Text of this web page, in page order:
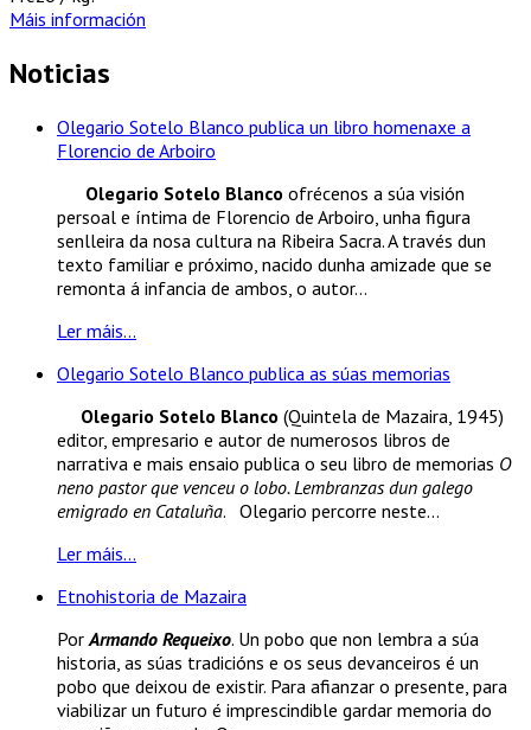
Máis información
Noticias
Olegario Sotelo Blanco publica un libro homenaxe a
Florencio de Arboiro
Olegario Sotelo Blanco ofrécenos a súa visión
persoal e íntima de Florencio de Arboiro, unha figura
senlleira da nosa cultura na Ribeira Sacra. A través dun
texto familiar e próximo, nacido dunha amizade que se
remonta á infancia de ambos, o autor...
Ler máis...
Olegario Sotelo Blanco publica as súas memorias
Olegario Sotelo Blanco (Quintela de Mazaira, 1945)
editor, empresario e autor de numerosos libros de
narrativa e mais ensaio publica o seu libro de memorias O
neno pastor que venceu o lobo. Lembranzas dun galego
emigrado en Cataluña. Olegario percorre neste...
Ler máis...
Etnohistoria de Mazaira
Por Armando Requeixo. Un pobo que non lembra a súa
historia, as súas tradicións e os seus devanceiros é un
pobo que deixou de existir. Para afianzar o presente, para
viabilizar un futuro é imprescindible gardar memoria do